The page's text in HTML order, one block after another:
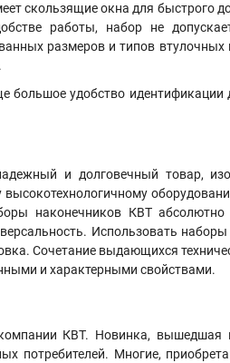
скользящие окна для быстрого
работы, набор не
размеров и типов втулочных
удобство идентификации
и долговечный товар,
наконечников КВТ абсолютно
Использовать
. Сочетание выдающихся
и характерными свойствами.
КВТ. Новинка, вышедшая
потребителей. Многие,